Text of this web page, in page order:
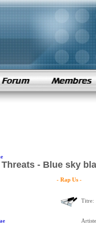
- Blue sky
- Rap Us -
Titre: